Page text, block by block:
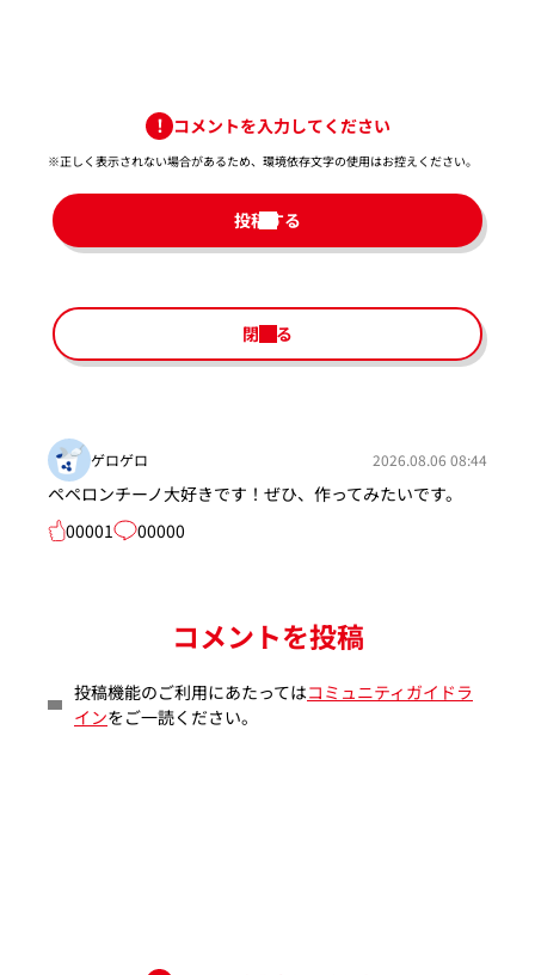
コメントを入力してください
※正しく表示されない場合があるため、環境依存文字の使用はお控えください。​
投稿する
閉じる
ゲロゲロ 2026.08.06 08:44
ペペロンチーノ大好きです！ぜひ、作ってみたいです。
00001
00000
コメントを投稿
投稿機能のご利用にあたってはコミュニティガイドラ
インをご一読ください。